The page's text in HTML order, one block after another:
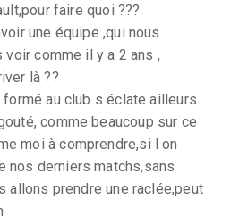
faire quoi ???
une équipe ,qui nous
comme il y a 2 ans ,
là ??
au club s éclate ailleurs
comme beaucoup sur ce
moi à comprendre,si l on
nos derniers matchs,sans
allons prendre une raclée,peut